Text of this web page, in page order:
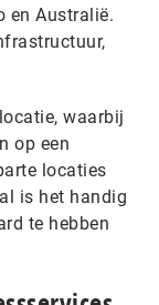
en Australië.
waarbij
op een
locaties
is het handig
te hebben